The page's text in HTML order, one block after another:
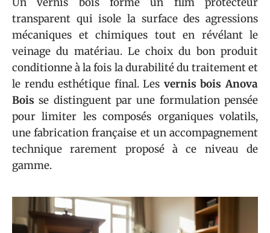
transparent qui isole la surface des agressions
mécaniques et chimiques tout en révélant le
veinage du matériau. Le choix du bon produit
conditionne à la fois la durabilité du traitement et
le rendu esthétique final. Les vernis bois Anova
Bois se distinguent par une formulation pensée
pour limiter les composés organiques volatils,
une fabrication française et un accompagnement
technique rarement proposé à ce niveau de
gamme.